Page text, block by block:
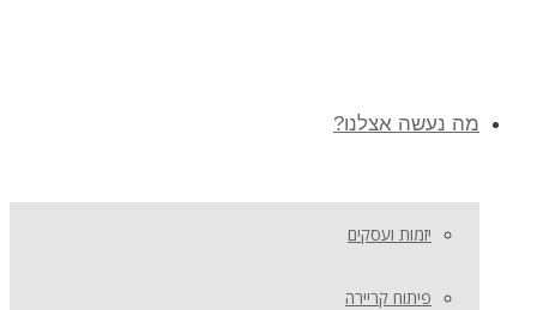
מה נעשה אצלנו?
יזמות ועסקים
פיתוח קריירה